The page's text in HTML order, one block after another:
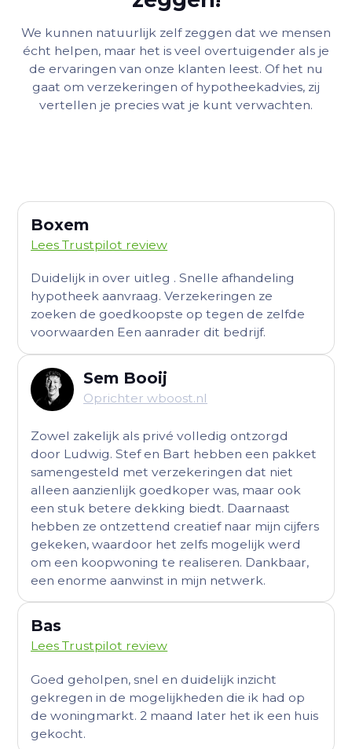
We kunnen natuurlijk zelf zeggen dat we mensen
écht helpen, maar het is veel overtuigender als je
de ervaringen van onze klanten leest. Of het nu
gaat om verzekeringen of hypotheekadvies, zij
vertellen je precies wat je kunt verwachten.
Boxem
Lees Trustpilot review
Duidelijk in over uitleg . Snelle afhandeling
hypotheek aanvraag. Verzekeringen ze
zoeken de goedkoopste op tegen de zelfde
voorwaarden Een aanrader dit bedrijf.
Sem Booij
Oprichter wboost.nl
Zowel zakelijk als privé volledig ontzorgd
door Ludwig. Stef en Bart hebben een pakket
samengesteld met verzekeringen dat niet
alleen aanzienlijk goedkoper was, maar ook
een stuk betere dekking biedt. Daarnaast
hebben ze ontzettend creatief naar mijn cijfers
gekeken, waardoor het zelfs mogelijk werd
om een koopwoning te realiseren. Dankbaar,
een enorme aanwinst in mijn netwerk.
Bas
Lees Trustpilot review
Goed geholpen, snel en duidelijk inzicht
gekregen in de mogelijkheden die ik had op
de woningmarkt. 2 maand later het ik een huis
gekocht.